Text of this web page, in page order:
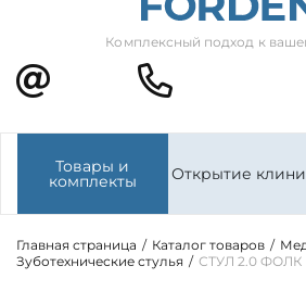
Комплексный подход к
Товары и
комплекты Открытие
Главная страница / Каталог товаров /
Зуботехнические стулья / СТУЛ 2.0 ФОЛК